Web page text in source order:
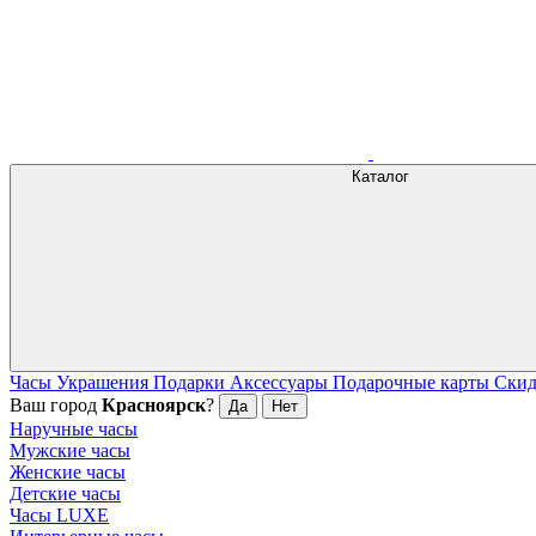
Каталог
Часы Украшения Подарки Аксессуары Подарочные карты
Ваш город Красноярск? Да Нет
Наручные часы
Мужские часы
Женские часы
Детские часы
Часы LUXE